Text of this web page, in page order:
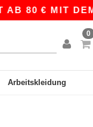
€ MIT DEM
0
Arbeitskleidung